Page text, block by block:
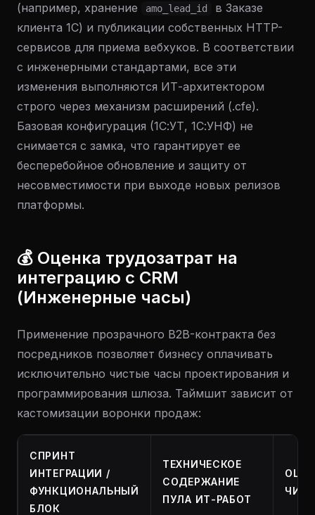
(например, хранение
amo_lead_id
в Заказе
клиента 1С) и публикации собственных HTTP-
сервисов для приема вебхуков. В соответствии
с инженерными стандартами, все эти
изменения выполняются ИТ-архитектором
строго через механизм расширений (.cfe).
Базовая конфигурация (1С:УТ, 1С:УНФ) не
снимается с замка, что гарантирует ее
бесперебойное обновление и защиту от
несовместимости при выходе новых релизов
платформы.
💰 Оценка трудозатрат на
интеграцию с CRM
(Инженерные часы)
Применение прозрачного B2B-контракта без
посредников позволяет бизнесу оплачивать
исключительно чистые часы проектирования и
программирования шлюза. Таймшит зависит от
кастомизации воронки продаж:
СПРИНТ
ИНТЕГРАЦИИ /
ФУНКЦИОНАЛЬНЫЙ
БЛОК
ТЕХНИЧЕСКОЕ
СОДЕРЖАНИЕ
ПУЛА ИТ-РАБОТ